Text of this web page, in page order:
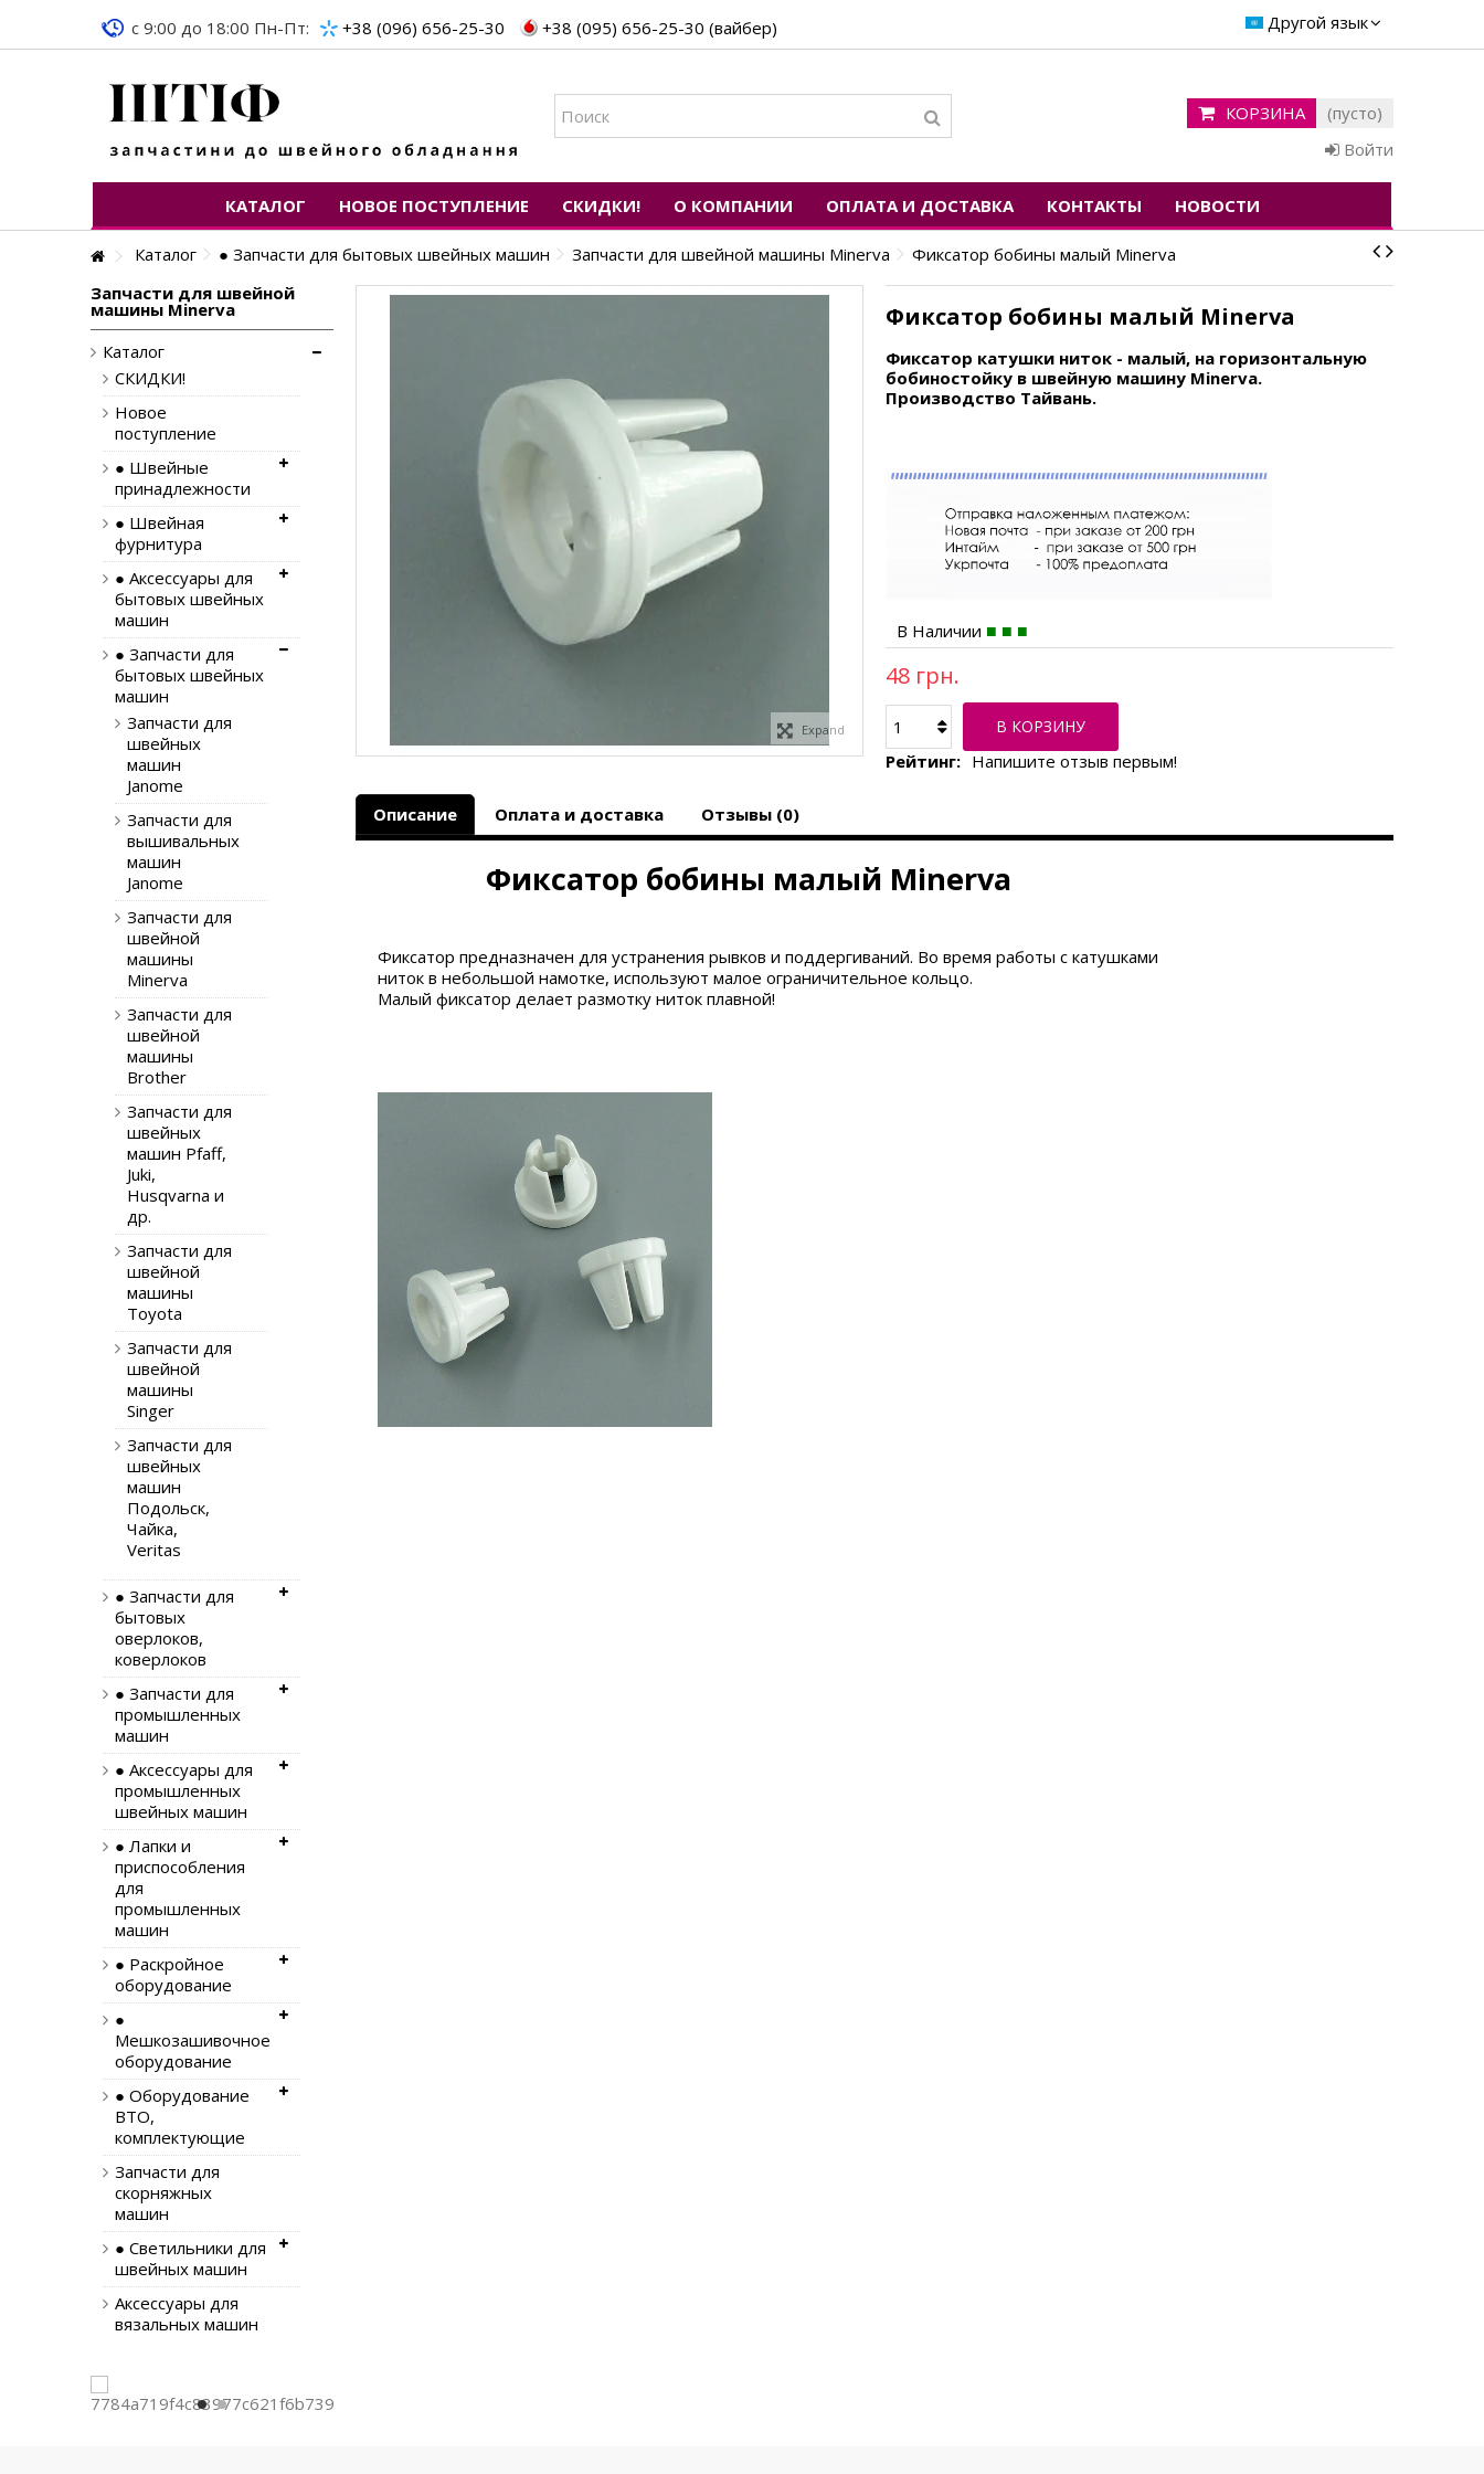
Другой язык
c 9:00 до 18:00 Пн-Пт: +38 (096) 656-25-30 +38 (095) 656-25-30 (вайбер)
КОРЗИНА
(пусто)
Войти
КАТАЛОГ НОВОЕ ПОСТУПЛЕНИЕ СКИДКИ! О КОМПАНИИ ОПЛАТА И ДОСТАВКА КОНТАКТЫ НОВОСТИ
Каталог ● Запчасти для бытовых швейных машин Запчасти для швейной машины Minerva Фиксатор бобины малый Minerva
Expand
Фиксатор бобины малый Minerva
Фиксатор катушки ниток - малый, на горизонтальную
бобиностойку в швейную машину Minerva.
Производство Тайвань.
В Наличии
48 грн.
В КОРЗИНУ
Рейтинг: Напишите отзыв первым!
Описание Оплата и доставка Отзывы (0)
Фиксатор бобины малый Minerva
Фиксатор предназначен для устранения рывков и поддергиваний. Во время работы с катушками
ниток в небольшой намотке, используют малое ограничительное кольцо.
Малый фиксатор делает размотку ниток плавной!
Запчасти для швейной
машины Minerva
Каталог
СКИДКИ!
Новое
поступление
● Швейные
принадлежности
● Швейная
фурнитура
● Аксессуары для
бытовых швейных
машин
● Запчасти для
бытовых швейных
машин
Запчасти для
швейных
машин
Janome
Запчасти для
вышивальных
машин
Janome
Запчасти для
швейной
машины
Minerva
Запчасти для
швейной
машины
Brother
Запчасти для
швейных
машин Pfaff,
Juki,
Husqvarna и
др.
Запчасти для
швейной
машины
Toyota
Запчасти для
швейной
машины
Singer
Запчасти для
швейных
машин
Подольск,
Чайка,
Veritas
● Запчасти для
бытовых
оверлоков,
коверлоков
● Запчасти для
промышленных
машин
● Аксессуары для
промышленных
швейных машин
● Лапки и
приспособления
для
промышленных
машин
● Раскройное
оборудование
●
Мешкозашивочное
оборудование
● Оборудование
ВТО,
комплектующие
Запчасти для
скорняжных
машин
● Светильники для
швейных машин
Аксессуары для
вязальных машин